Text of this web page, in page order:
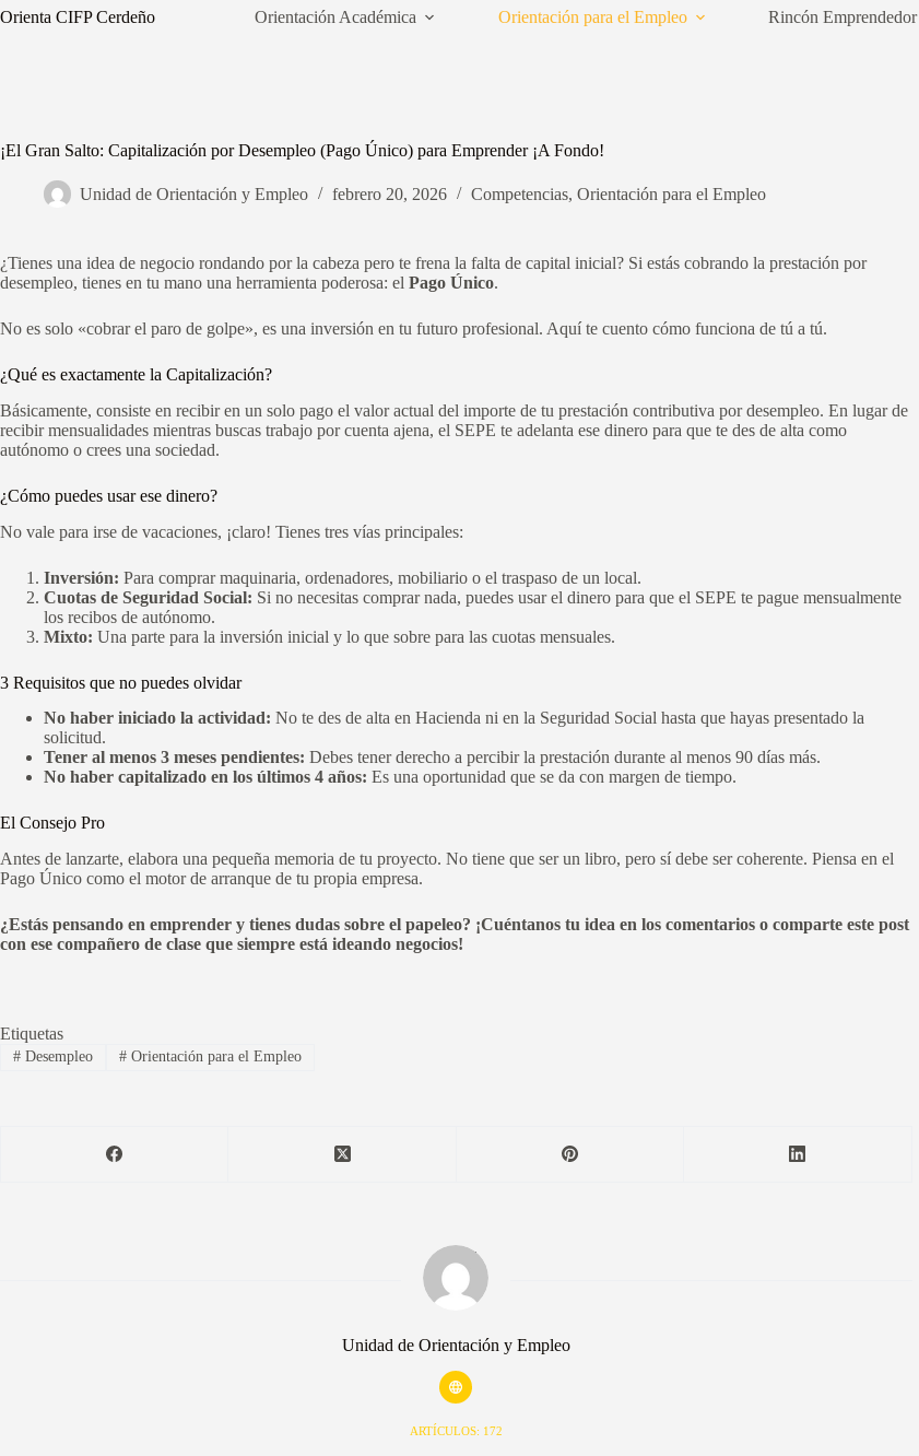
Saltar
al
Orienta CIFP Cerdeño Orientación Académica Orientación para el Empleo Rincón Emprendedor
¡El Gran Salto: Capitalización por Desempleo (Pago Único) para Emprender ¡A Fondo!
Unidad de Orientación y Empleo febrero 20, 2026 Competencias, Orientación para el Empleo
¿Tienes una idea de negocio rondando por la cabeza pero te frena la falta de capital inicial? Si estás cobrando la prestación por
desempleo, tienes en tu mano una herramienta poderosa: el Pago Único.
No es solo «cobrar el paro de golpe», es una inversión en tu futuro profesional. Aquí te cuento cómo funciona de tú a tú.
¿Qué es exactamente la Capitalización?
Básicamente, consiste en recibir en un solo pago el valor actual del importe de tu prestación contributiva por desempleo. En lugar de
recibir mensualidades mientras buscas trabajo por cuenta ajena, el SEPE te adelanta ese dinero para que te des de alta como
autónomo o crees una sociedad.
¿Cómo puedes usar ese dinero?
No vale para irse de vacaciones, ¡claro! Tienes tres vías principales:
Inversión: Para comprar maquinaria, ordenadores, mobiliario o el traspaso de un local.
Cuotas de Seguridad Social: Si no necesitas comprar nada, puedes usar el dinero para que el SEPE te pague mensualmente
los recibos de autónomo.
Mixto: Una parte para la inversión inicial y lo que sobre para las cuotas mensuales.
3 Requisitos que no puedes olvidar
No haber iniciado la actividad: No te des de alta en Hacienda ni en la Seguridad Social hasta que hayas presentado la
solicitud.
Tener al menos 3 meses pendientes: Debes tener derecho a percibir la prestación durante al menos 90 días más.
No haber capitalizado en los últimos 4 años: Es una oportunidad que se da con margen de tiempo.
El Consejo Pro
Antes de lanzarte, elabora una pequeña memoria de tu proyecto. No tiene que ser un libro, pero sí debe ser coherente. Piensa en el
Pago Único como el motor de arranque de tu propia empresa.
¿Estás pensando en emprender y tienes dudas sobre el papeleo? ¡Cuéntanos tu idea en los comentarios o comparte este post
con ese compañero de clase que siempre está ideando negocios!
Etiquetas
#Desempleo #Orientación para el Empleo
Unidad de Orientación y Empleo
ARTÍCULOS: 172